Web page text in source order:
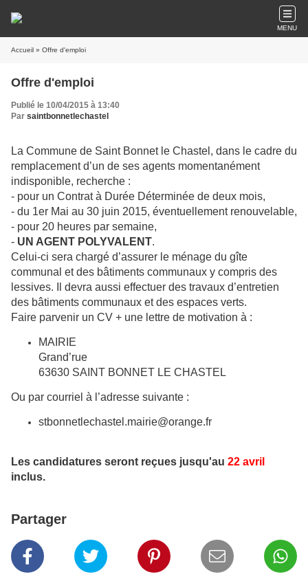
MENU
Accueil » Offre d'emploi
Offre d'emploi
Publié le 10/04/2015 à 13:40
Par saintbonnetlechastel
La Commune de Saint Bonnet le Chastel, dans le cadre du
remplacement d’un de ses agents momentanément
indisponible, recherche :
- pour un Contrat à Durée Déterminée de deux mois,
- du 1er Mai au 30 juin 2015, éventuellement renouvelable,
- pour 20 heures par semaine,
- UN AGENT POLYVALENT.
Celui-ci sera chargé d’assurer le ménage du gîte
communal et des bâtiments communaux y compris des
lessives. Il devra aussi effectuer des travaux d’entretien
des bâtiments communaux et des espaces verts.
Faire parvenir un CV + une lettre de motivation à :
MAIRIE
Grand’rue
63630 SAINT BONNET LE CHASTEL
Ou par courriel à l’adresse suivante :
stbonnetlechastel.mairie@orange.fr
​Les candidatures seront reçues jusqu'au 22 avril
inclus.
Partager